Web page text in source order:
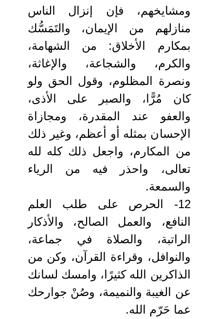
ومشايخهم، فإن إنزال الناس
منازلهم من الإيمان، والتَمَسُّك
بمكارم الأخلاق: من الشهامة،
والكرم، والشجاعة، والإغاثة،
ونصرة المظلوم، وقول الحق ولو
كان مُرًّا، والصبر على الأذى،
والعفو عند المقدرة، ومجازاة
الإحسان بمثله أو أعظم، وغير ذلك
من المكارم، واجعل ذلك كله لله
تعالى، واحذر فيه من الرياء
والسمعة.
12- الحرص على طلب العلم
النافع، والعمل الصالح، والأذكار
الراتبة، والصلاة في جماعة،
والنوافل، وقراءة القرآن، وكن من
الذاكرين الله كثيرًا، وامسك لسانك
عن الغيبة والنميمة، وصُنْ جوارحك
عما حَرّم الله.